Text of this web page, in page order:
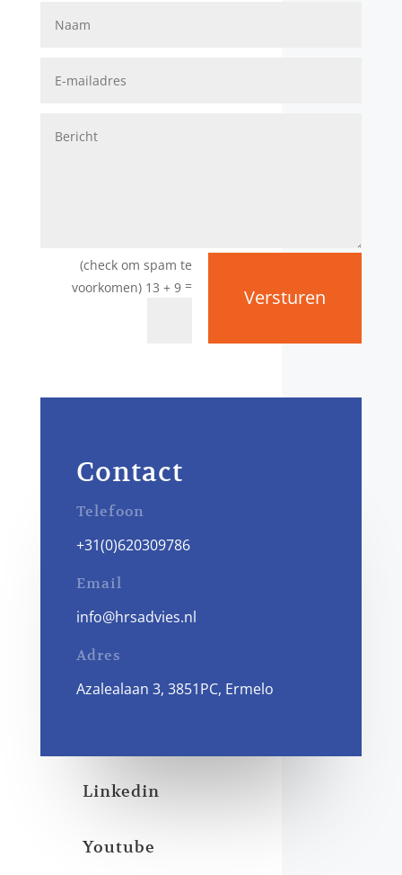
13 + 9 = Versturen
Contact
Telefoon
+31(0)620309786
Email
info@hrsadvies.nl
Adres
Azalealaan 3, 3851PC, Ermelo
Linkedin
Youtube